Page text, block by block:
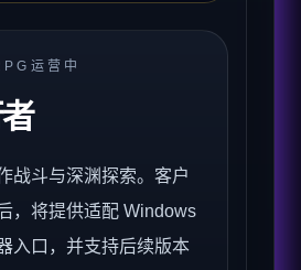
运营中
战斗与深渊探索。客户
，将提供适配 Windows
入口，并支持后续版本